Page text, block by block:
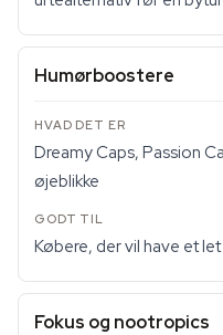
Humørboostere
Dreamy Caps, Passion
øjeblikke
Købere, der vil have et
Fokus og nootropics